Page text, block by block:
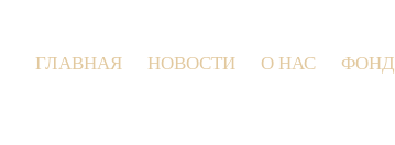
ГЛАВНАЯ НОВОСТИ О НАС ФОНД